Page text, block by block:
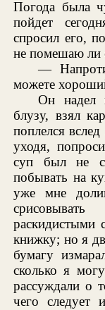
Погода была
пойдет
спросил его,
не помешаю ли
—
можете
Он надел
блузу, взял
поплелся
уходя,
суп был не
побывать на
уже мне
раскидистыми
книжку; но я
бумагу
сколько я
рассуждали о
чего следует